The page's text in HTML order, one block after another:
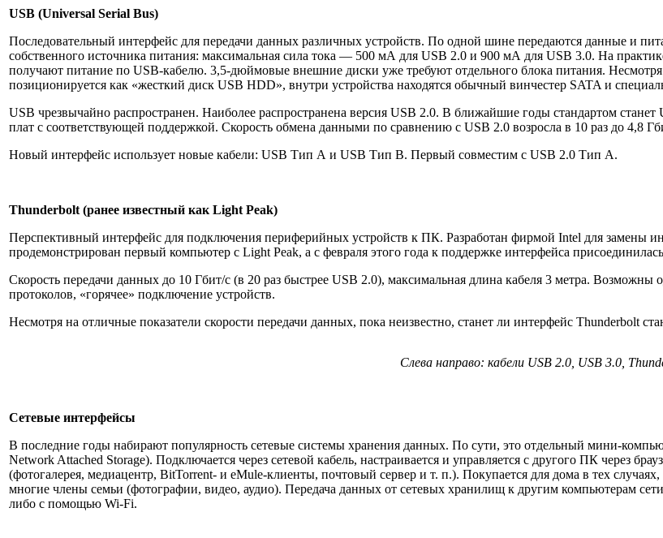
USB (Universal Serial Bus)
Последовательный интерфейс для передачи данных различных устройств. По одной шине передаются данные и
собственного источника питания: максимальная сила тока — 500 мА для USB 2.0 и 900 мА для USB 3.0. На
получают питание по USB-кабелю. 3,5-дюймовые внешние диски уже требуют отдельного блока питания.
позиционируется как «жесткий диск USB HDD», внутри устройства находятся обычный винчестер SATA и
USB чрезвычайно распространен. Наиболее распространена версия USB 2.0. В ближайшие годы стандартом
плат с соответствующей поддержкой. Скорость обмена данными по сравнению с USB 2.0 возросла в 10 раз до 4,8
Новый интерфейс использует новые кабели: USB Тип А и USB Тип B. Первый совместим с USB 2.0 Тип А.
Thunderbolt (ранее известный как Light Peak)
Перспективный интерфейс для подключения периферийных устройств к ПК. Разработан фирмой Intel для замены
продемонстрирован первый компьютер с Light Peak, а с февраля этого года к поддержке интерфейса
Скорость передачи данных до 10 Гбит/с (в 20 раз быстрее USB 2.0), максимальная длина кабеля 3 метра.
протоколов, «горячее» подключение устройств.
Несмотря на отличные показатели скорости передачи данных, пока неизвестно, станет ли интерфейс Thunderbolt
Слева направо: кабели USB 2.0, USB 3.0,
Сетевые интерфейсы
В последние годы набирают популярность сетевые системы хранения данных. По сути, это отдельный мини-
Network Attached Storage). Подключается через сетевой кабель, настраивается и управляется с другого ПК через
(фотогалерея, медиацентр, BitTorrent- и eMule-клиенты, почтовый сервер и т. п.). Покупается для дома в тех
многие члены семьи (фотографии, видео, аудио). Передача данных от сетевых хранилищ к другим компьютерам
либо с помощью Wi-Fi.